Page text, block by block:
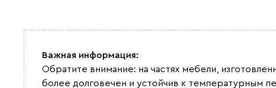
Важная информация:
Обратите внимание: на частях мебели,
более долговечен и устойчив к температурным